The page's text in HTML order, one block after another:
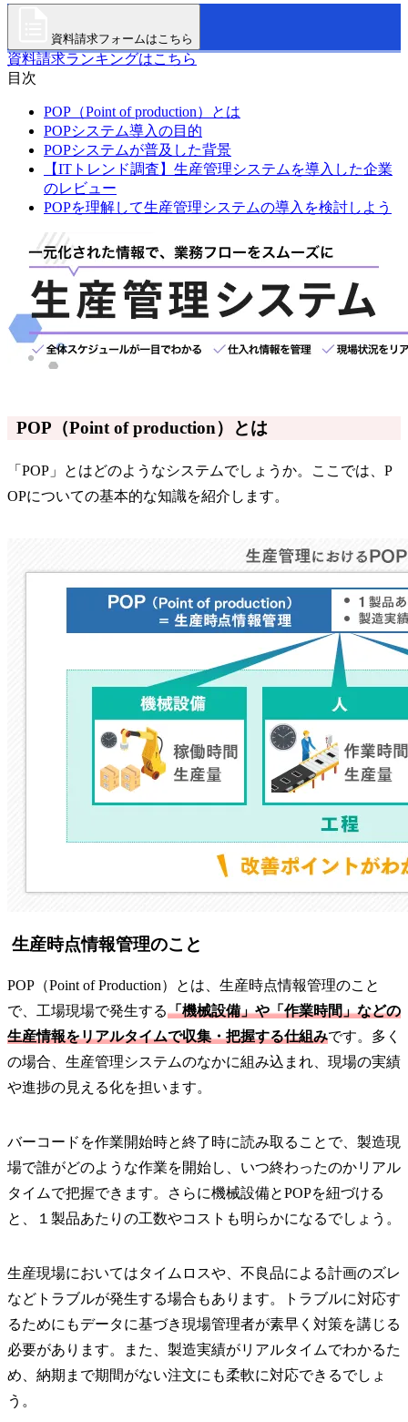
資料請求フォームはこちら
資料請求ランキングはこちら
目次
POP（Point of production）とは
POPシステム導入の目的
POPシステムが普及した背景
【ITトレンド調査】生産管理システムを導入した企業
のレビュー
POPを理解して生産管理システムの導入を検討しよう
POP（Point of production）とは
「POP」とはどのようなシステムでしょうか。ここでは、P
OPについての基本的な知識を紹介します。
生産時点情報管理のこと
POP（Point of Production）とは、生産時点情報管理のこと
で、工場現場で発生する「機械設備」や「作業時間」などの
生産情報をリアルタイムで収集・把握する仕組みです。多く
の場合、生産管理システムのなかに組み込まれ、現場の実績
や進捗の見える化を担います。
バーコードを作業開始時と終了時に読み取ることで、製造現
場で誰がどのような作業を開始し、いつ終わったのかリアル
タイムで把握できます。さらに機械設備とPOPを紐づける
と、１製品あたりの工数やコストも明らかになるでしょう。
生産現場においてはタイムロスや、不良品による計画のズレ
などトラブルが発生する場合もあります。トラブルに対応す
るためにもデータに基づき現場管理者が素早く対策を講じる
必要があります。また、製造実績がリアルタイムでわかるた
め、納期まで期間がない注文にも柔軟に対応できるでしょ
う。